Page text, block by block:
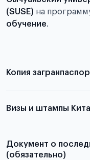
(SUSE) на
обучение.
Копия
паспорта
Визы и штампы
Документ о
(обязательно)